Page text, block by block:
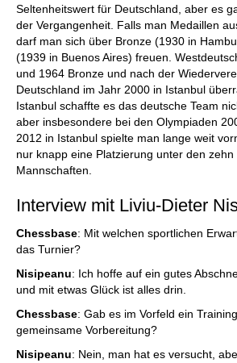
Seltenheitswert für Deutschland, aber es
der Vergangenheit. Falls man Medaillen
darf man sich über Bronze (1930 in
(1939 in Buenos Aires) freuen.
und 1964 Bronze und nach der
Deutschland im Jahr 2000 in Istanbul
Istanbul schaffte es das deutsche Team
aber insbesondere bei den Olympiaden
2012 in Istanbul spielte man lange weit
nur knapp eine Platzierung unter den zehn
Mannschaften.
Interview mit Liviu-Dieter
Chessbase: Mit welchen sportlichen
das Turnier?
Nisipeanu: Ich hoffe auf ein gutes
und mit etwas Glück ist alles drin.
Chessbase: Gab es im Vorfeld ein
gemeinsame Vorbereitung?
Nisipeanu: Nein, man hat es versucht,